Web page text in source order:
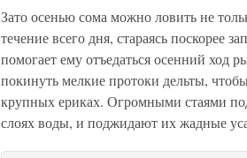
Зато осенью сома можно ловить не
течение всего дня, стараясь поскорее
помогает ему отъедаться осенний ход
покинуть мелкие протоки дельты,
крупных ериках. Огромными стаями
слоях воды, и поджидают их жадные